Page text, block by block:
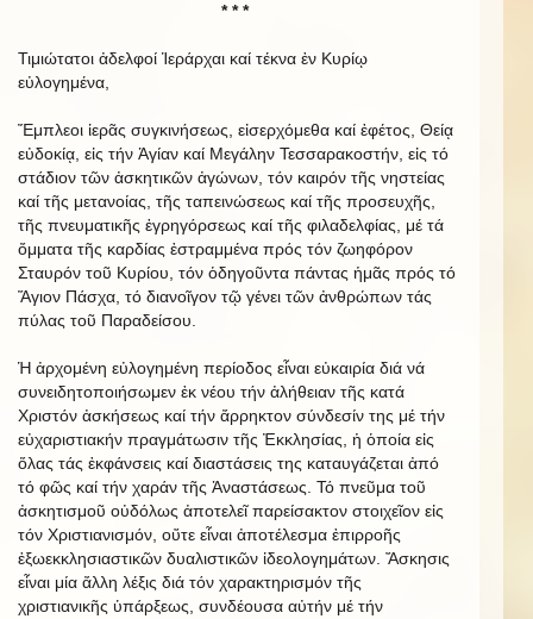
* * *
Τιμιώτατοι ἀδελφοί Ἱεράρχαι καί τέκνα ἐν Κυρίῳ
εὐλογημένα,
Ἔμπλεοι ἱερᾶς συγκινήσεως, εἰσερχόμεθα καί ἐφέτος, Θείᾳ
εὐδοκίᾳ, εἰς τήν Ἁγίαν καί Μεγάλην Τεσσαρακοστήν, εἰς τό
στάδιον τῶν ἀσκητικῶν ἀγώνων, τόν καιρόν τῆς νηστείας
καί τῆς μετανοίας, τῆς ταπεινώσεως καί τῆς προσευχῆς,
τῆς πνευματικῆς ἐγρηγόρσεως καί τῆς φιλαδελφίας, μέ τά
ὄμματα τῆς καρδίας ἐστραμμένα πρός τόν ζωηφόρον
Σταυρόν τοῦ Κυρίου, τόν ὁδηγοῦντα πάντας ἡμᾶς πρός τό
Ἅγιον Πάσχα, τό διανοῖγον τῷ γένει τῶν ἀνθρώπων τάς
πύλας τοῦ Παραδείσου.
Ἡ ἀρχομένη εὐλογημένη περίοδος εἶναι εὐκαιρία διά νά
συνειδητοποιήσωμεν ἐκ νέου τήν ἀλήθειαν τῆς κατά
Χριστόν ἀσκήσεως καί τήν ἄρρηκτον σύνδεσίν της μέ τήν
εὐχαριστιακήν πραγμάτωσιν τῆς Ἐκκλησίας, ἡ ὁποία εἰς
ὅλας τάς ἐκφάνσεις καί διαστάσεις της καταυγάζεται ἀπό
τό φῶς καί τήν χαράν τῆς Ἀναστάσεως. Τό πνεῦμα τοῦ
ἀσκητισμοῦ οὐδόλως ἀποτελεῖ παρείσακτον στοιχεῖον εἰς
τόν Χριστιανισμόν, οὔτε εἶναι ἀποτέλεσμα ἐπιρροῆς
ἐξωεκκλησιαστικῶν δυαλιστικῶν ἰδεολογημάτων. Ἄσκησις
εἶναι μία ἄλλη λέξις διά τόν χαρακτηρισμόν τῆς
χριστιανικῆς ὑπάρξεως, συνδέουσα αὐτήν μέ τήν